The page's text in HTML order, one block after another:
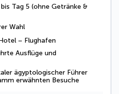
Tag 5 (ohne Getränke &
Wahl
– Flughafen
Ausflüge und
ägyptologischer Führer
erwähnten Besuche